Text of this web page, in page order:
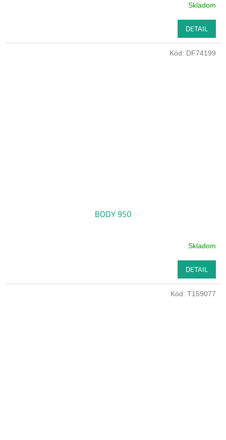
Skladom
DETAIL
BODY 950
Skladom
DETAIL
Kód: DF74199
Kód: T159077